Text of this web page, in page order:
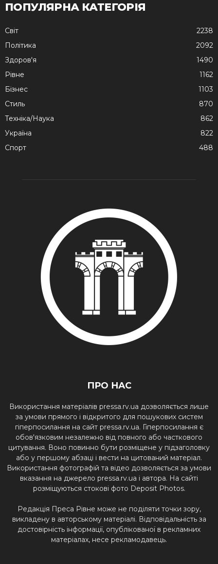
ПОПУЛЯРНА КАТЕГОРІЯ
Cвіт
2238
Політика
2092
Здоров'я
1490
Рівне
1162
Бізнес
1103
Стиль
870
Техніка/Наука
862
Україна
822
Спорт
488
ПРО НАС
Використання матеріалів pressa.rv.ua дозволяється лише
за умови прямого і відкритого для пошукових систем
гіперпосилання на сайт pressa.rv.ua. Гіперпосилання є
обов'язковим незалежно від повного або часткового
цитування. Воно повинно бути розміщене у підзаголовку
або у першому абзаці і вести на цитований матеріал.
Використання фотографій та відео дозволяється за умови
вказання на джерело pressa.rv.ua і автора. На сайті
розміщуються стокові фото Deposit Photos.
Редакція Преса Рівне може не поділяти точки зору,
викладену в авторському матеріалі. Відповідальність за
достовірність інформації, опублікованої в рекламних
матеріалах, несе рекламодавець.